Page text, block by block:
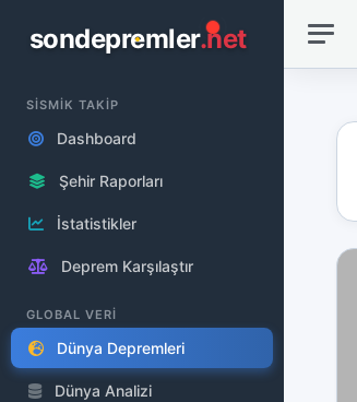
sondepremler.net
SİSMİK TAKİP
Dashboard
Şehir Raporları
İstatistikler
Deprem Karşılaştır
GLOBAL VERİ
Dünya Depremleri
Dünya Analizi